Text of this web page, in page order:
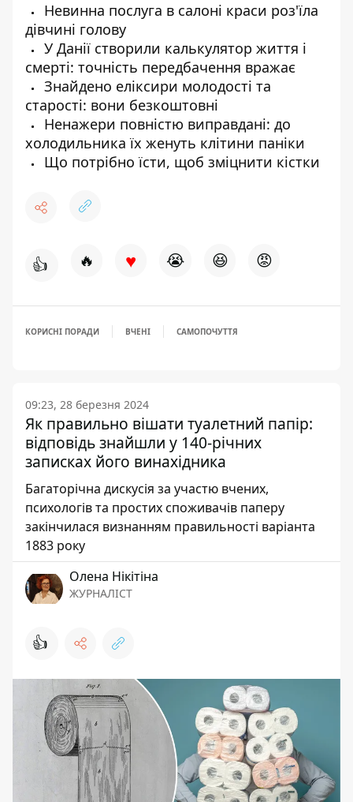
Невинна послуга в салоні краси роз'їла
дівчині голову
У Данії створили калькулятор життя і
смерті: точність передбачення вражає
Знайдено еліксири молодості та
старості: вони безкоштовні
Ненажери повністю виправдані: до
холодильника їх женуть клітини паніки
Що потрібно їсти, щоб зміцнити кістки
👍 🔥 ♥ 😭 😆 😡
КОРИСНІ ПОРАДИ ВЧЕНІ САМОПОЧУТТЯ
09:23, 28 березня 2024
Як правильно вішати туалетний папір:
відповідь знайшли у 140-річних
записках його винахідника
Багаторічна дискусія за участю вчених,
психологів та простих споживачів паперу
закінчилася визнанням правильності варіанта
1883 року
Олена Нікітіна
ЖУРНАЛІСТ
👍